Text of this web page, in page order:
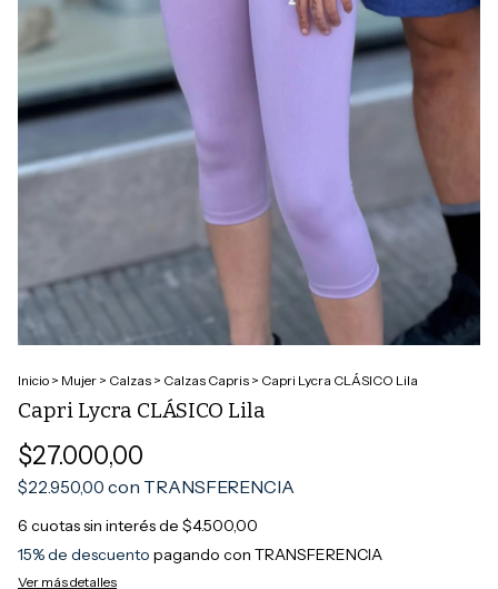
Inicio > Mujer > Calzas > Calzas Capris > Capri Lycra CLÁSICO Lila
Capri Lycra CLÁSICO Lila
$27.000,00
$22.950,00 con TRANSFERENCIA
6 cuotas sin interés de $4.500,00
15% de descuento pagando con TRANSFERENCIA
Ver más detalles